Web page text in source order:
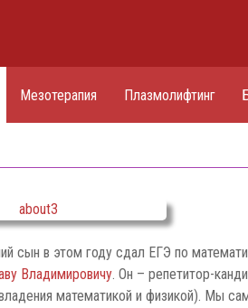
Мезотерапия Плазмолифтинг
сын в этом году сдал ЕГЭ по
Владимировичу. Он – репетитор-
математикой и физикой). Мы